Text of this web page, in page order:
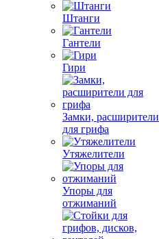
Штанги
Гантели
Гири
Замки, расширители
для грифа
Утяжелители
Упоры для
отжиманий